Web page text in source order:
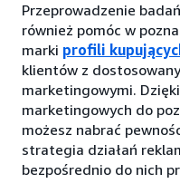
Przeprowadzenie
również pomóc w
marki profili
klientów z
marketingowymi.
marketingowych do
możesz nabrać
strategia działań
bezpośrednio do nich